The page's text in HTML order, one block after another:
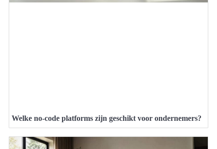
Welke no-code platforms zijn geschikt voor ondernemers?